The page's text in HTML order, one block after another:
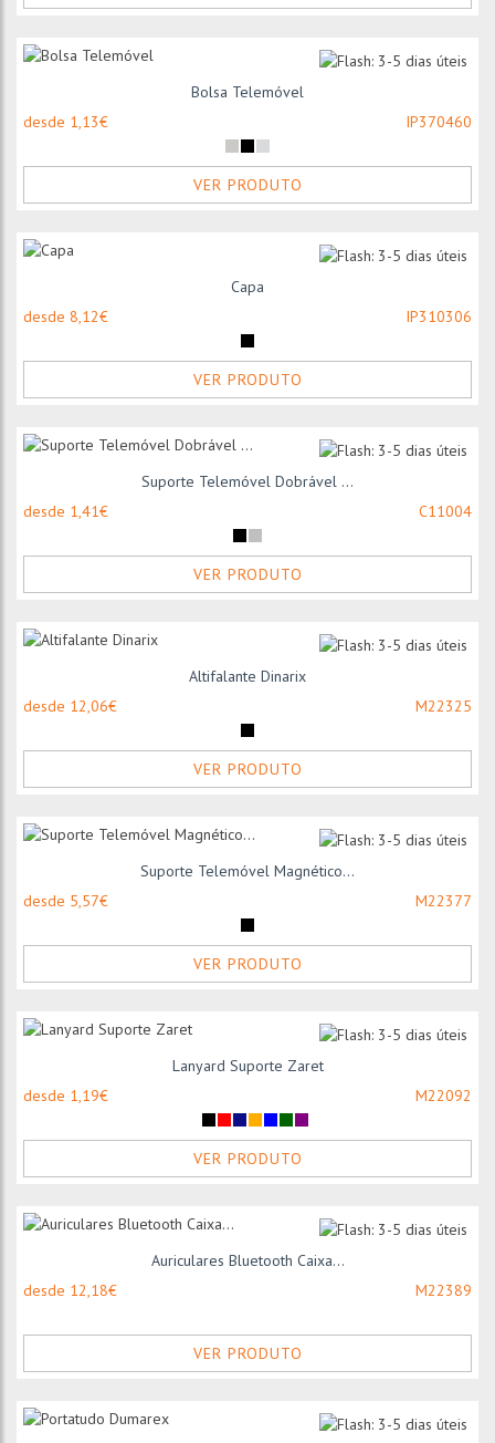
Bolsa Telemóvel
desde 1,13€
IP370460
VER PRODUTO
Capa
desde 8,12€
IP310306
VER PRODUTO
Suporte Telemóvel Dobrável ...
desde 1,41€
C11004
VER PRODUTO
Altifalante Dinarix
desde 12,06€
M22325
VER PRODUTO
Suporte Telemóvel Magnético...
desde 5,57€
M22377
VER PRODUTO
Lanyard Suporte Zaret
desde 1,19€
M22092
VER PRODUTO
Auriculares Bluetooth Caixa...
desde 12,18€
M22389
VER PRODUTO